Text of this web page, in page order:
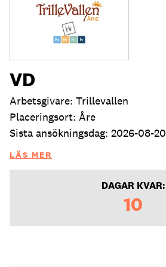
VD
Arbetsgivare: Trillevallen
Placeringsort: Åre
Sista ansökningsdag: 2026-08-20
LÄS MER
DAGAR KVAR:
10